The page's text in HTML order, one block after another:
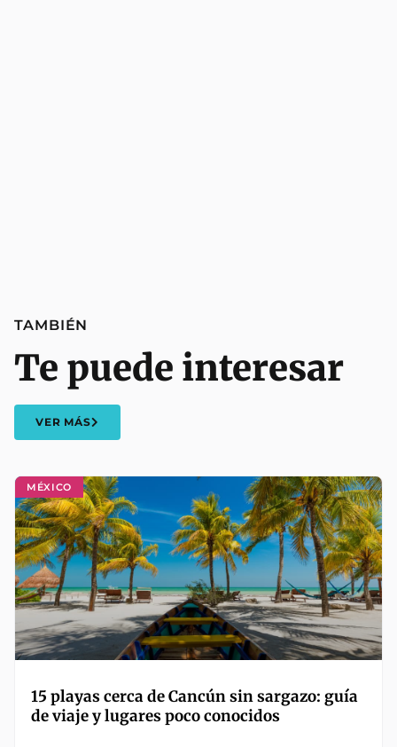
MÉXICO
15 playas cerca de Cancún sin sargazo: guía
de viaje y lugares poco conocidos
TAMBIÉN
Te puede interesar
VER MÁS